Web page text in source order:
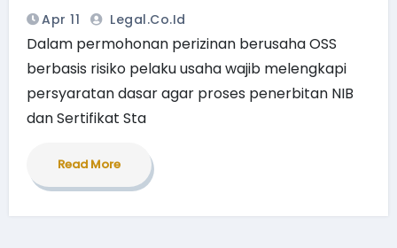
Apr 11 Legal.Co.id
Dalam permohonan perizinan berusaha OSS
berbasis risiko pelaku usaha wajib melengkapi
persyaratan dasar agar proses penerbitan NIB
dan Sertifikat Sta
Read More